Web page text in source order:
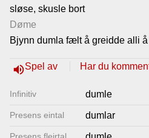
sløse, skusle bort
Døme
Bjynn dumla fælt å greidde alli
volume_upSpel av Har du
Infinitiv dumle
Presens eintal dumlar
Gjestebok
Nyhende
Lenkjer